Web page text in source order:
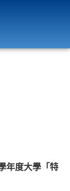
年度大學「特